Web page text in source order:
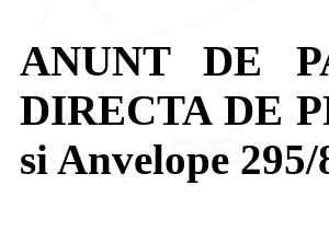
ANUNT DE
DIRECTA DE
si Anvelope